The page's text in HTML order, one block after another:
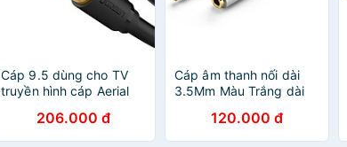
Cáp 9.5 dùng cho TV
truyền hình cáp Aerial
1M màu đen Ugreen
102AT20968SP Hàng
206.000 đ
Cáp âm thanh nối dài
3.5Mm Màu Trắng dài
Av118 - HÀNG CHÍNH
HÃNG
120.000 đ